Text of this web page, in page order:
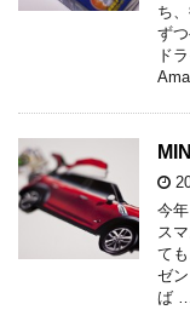
ち
ず
ド
今
ス
て
ゼ
ば …